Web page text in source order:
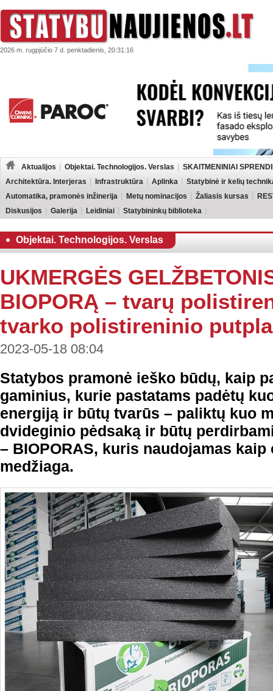
2026 m. rugpjūčio 7 d. penktadienis, 20:31:16
Aktualijos Objektai. Technologijos. Verslas
SKAITMENINIAI
Architektūra. Interjeras
Infrastruktūra Aplinka
Statybinė ir kelių
Automatika, pramonės inžinerija
Metų nominacijos Žaliasis kursas
Diskusijos
Galerija Leidiniai Statybininkų biblioteka
Objektai. Technologijos. Verslas
UKMERGĖS
BIOPORĄ – tvarų
tvarko polistireninio
2023-05-18 08:04
Statybos pramonė ieško būdų, kaip
gaminius, kurie pastatams padėtų
energiją ir būtų tvarūs – paliktų kuo
dvideginio pėdsaką ir būtų
– BIOPORAS, kuris naudojamas
medžiaga.